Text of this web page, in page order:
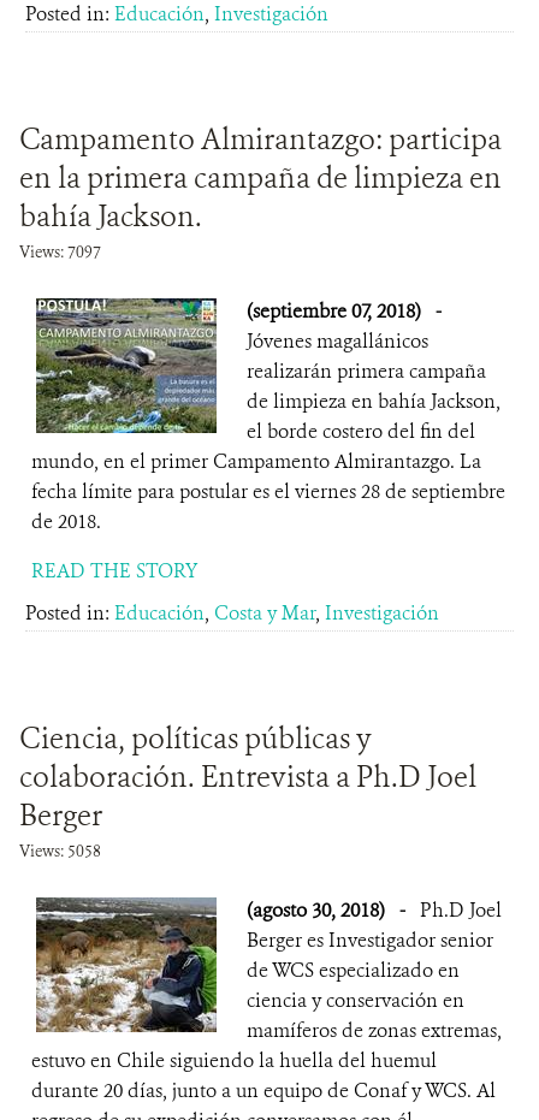
Posted in: Educación, Investigación
Campamento Almirantazgo: participa
en la primera campaña de limpieza en
bahía Jackson.
Views: 7097
(septiembre 07, 2018) -
Jóvenes magallánicos
realizarán primera campaña
de limpieza en bahía Jackson,
el borde costero del fin del
mundo, en el primer Campamento Almirantazgo. La
fecha límite para postular es el viernes 28 de septiembre
de 2018.
READ THE STORY
Posted in: Educación, Costa y Mar, Investigación
Ciencia, políticas públicas y
colaboración. Entrevista a Ph.D Joel
Berger
Views: 5058
(agosto 30, 2018) - Ph.D Joel
Berger es Investigador senior
de WCS especializado en
ciencia y conservación en
mamíferos de zonas extremas,
estuvo en Chile siguiendo la huella del huemul
durante 20 días, junto a un equipo de Conaf y WCS. Al